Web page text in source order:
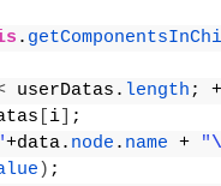
.
userDatas. length ;
i
;
+data. node . name + "
) ;